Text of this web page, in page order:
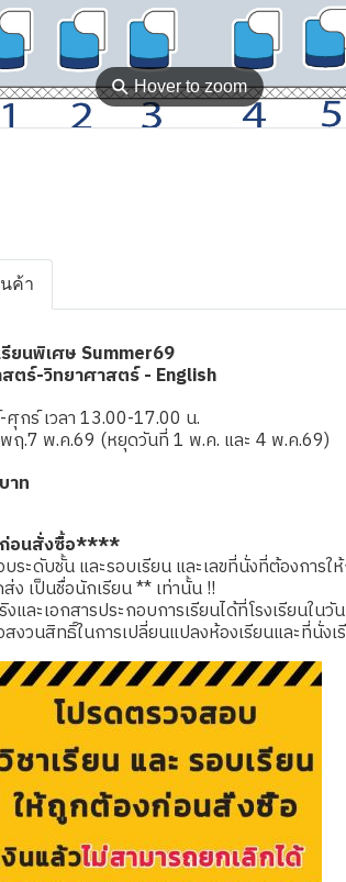
⚲Hover to zoom
ค้า
ยนพิเศษ Summer69
ตร์-วิทยาศาสตร์ - English
กร์ เวลา 13.00-17.00 น.
พฤ.7 พ.ค.69 (หยุดวันที่ 1 พ.ค. และ 4 พ.ค.69)
าท
อนสั่งซื้อ****
ะดับชั้น และรอบเรียน และเลขที่นั่งที่ต้องการใ
ง เป็นชื่อนักเรียน ** เท่านั้น !!
และเอกสารประกอบการเรียนได้ที่โรงเรียนใน
สงวนสิทธิ์ในการเปลี่ยนแปลงห้องเรียนและที่นั่ง